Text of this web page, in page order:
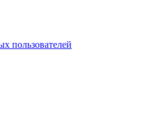
пользователей